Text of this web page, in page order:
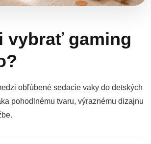
vybrať gaming
obľúbené sedacie vaky do detských
pohodlnému tvaru, výraznému dizajnu